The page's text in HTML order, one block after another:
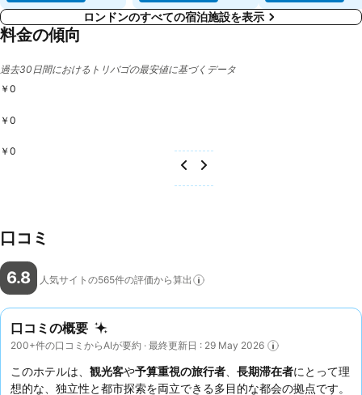
ロンドンのすべての宿泊施設を表示
料金の傾向
過去30日間におけるトリバゴの最安値に基づくデータ
￥0
￥0
￥0
口コミ
6.8 人気サイトの565件の評価から算出
口コミの概要
200+件の口コミからAIが要約 · 最終更新日 : 29 May 2026
このホテルは、 観光客や予算重視の旅行者 長期滞在者にとって理
想的な、独立性と都市探索を両立できる多目的な都会の拠点です。